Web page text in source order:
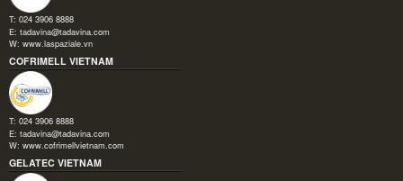
T: 024 3906 8888
E: tadavina@tadavina.com
W: www.laspaziale.vn
COFRIMELL VIETNAM
T: 024 3906 8888
E: tadavina@tadavina.com
W: www.cofrimellvietnam.com
GELATEC VIETNAM